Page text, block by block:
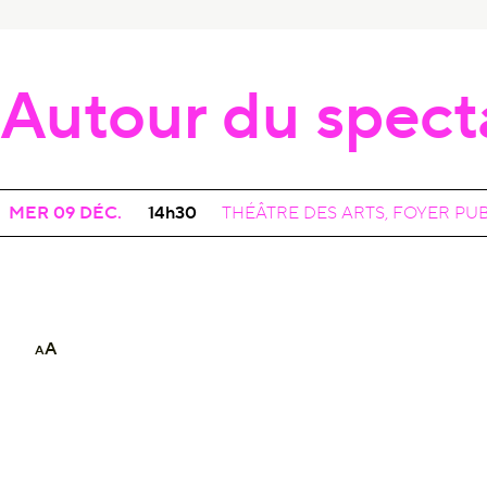
AA
Autour du
MER 09 DÉC. 14h30
CONCERT DE L'ORCHESTRE, EN FAMILLE
THÉÂTRE DES ARTS, FOYER